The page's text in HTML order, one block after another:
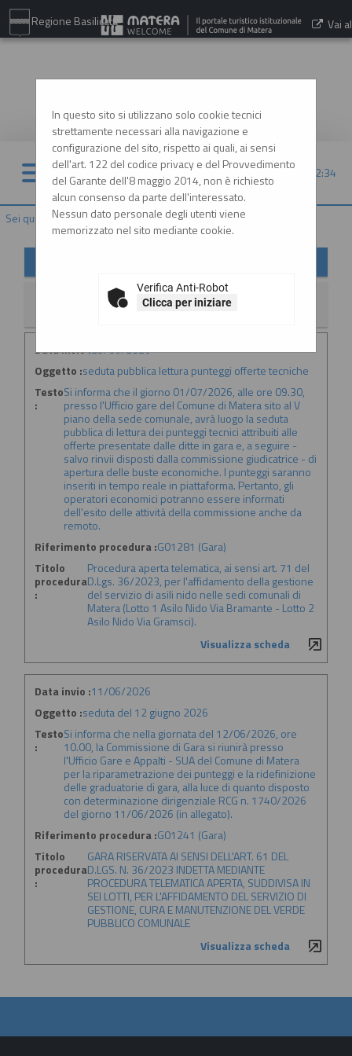
Regione Basilicata Vai al
07/08/2026 22:34
Sei qui: Home»Informazioni»News
In questo sito si utilizzano solo cookie tecnici
strettamente necessari alla navigazione e
configurazione del sito, rispetto ai quali, ai sensi
dell'art. 122 del codice privacy e del Provvedimento
del Garante dell'8 maggio 2014, non è richiesto
alcun consenso da parte dell'interessato.
Nessun dato personale degli utenti viene
memorizzato nel sito mediante cookie.
Verifica Anti-Robot
Clicca per iniziare
La ricerca ha restituito 2 risultati.
Data invio :29/06/2026
Oggetto :seduta pubblica lettura punteggi offerte tecniche
Testo
:
Si informa che il giorno 01/07/2026, alle ore 09.30,
presso l'Ufficio gare del Comune di Matera sito al V
piano della sede comunale, avrà luogo la seduta
pubblica di lettura dei punteggi tecnici attribuiti alle
offerte presentate dalle ditte in gara e, a seguire -
salvo rinvii disposti dalla commissione giudicatrice - di
apertura delle buste economiche. I punteggi saranno
inseriti in tempo reale in piattaforma. Pertanto, gli
operatori economici potranno essere informati
dell'esito delle attività della commissione anche da
remoto.
Riferimento procedura :G01281 (Gara)
Titolo
procedura
:
Procedura aperta telematica, ai sensi art. 71 del
D.Lgs. 36/2023, per l'affidamento della gestione
del servizio di asili nido nelle sedi comunali di
Matera (Lotto 1 Asilo Nido Via Bramante - Lotto 2
Asilo Nido Via Gramsci).
Visualizza scheda
Data invio :11/06/2026
Oggetto :seduta del 12 giugno 2026
Testo
:
Si informa che nella giornata del 12/06/2026, ore
10.00, la Commissione di Gara si riunirà presso
l'Ufficio Gare e Appalti - SUA del Comune di Matera
per la riparametrazione dei punteggi e la ridefinizione
delle graduatorie di gara, alla luce di quanto disposto
con determinazione dirigenziale RCG n. 1740/2026
del giorno 11/06/2026 (in allegato).
Riferimento procedura :G01241 (Gara)
Titolo
procedura
:
GARA RISERVATA AI SENSI DELL'ART. 61 DEL
D.LGS. N. 36/2023 INDETTA MEDIANTE
PROCEDURA TELEMATICA APERTA, SUDDIVISA IN
SEI LOTTI, PER L'AFFIDAMENTO DEL SERVIZIO DI
GESTIONE, CURA E MANUTENZIONE DEL VERDE
PUBBLICO COMUNALE
Visualizza scheda